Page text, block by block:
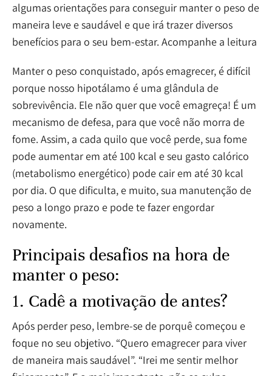
algumas orientações para conseguir manter o peso de
maneira leve e saudável e que irá trazer diversos
benefícios para o seu bem-estar. Acompanhe a leitura
Manter o peso conquistado, após emagrecer, é difícil
porque nosso hipotálamo é uma glândula de
sobrevivência. Ele não quer que você emagreça! É um
mecanismo de defesa, para que você não morra de
fome. Assim, a cada quilo que você perde, sua fome
pode aumentar em até 100 kcal e seu gasto calórico
(metabolismo energético) pode cair em até 30 kcal
por dia. O que dificulta, e muito, sua manutenção de
peso a longo prazo e pode te fazer engordar
novamente.
Principais desafios na hora de
manter o peso:
1. Cadê a motivação de antes?
Após perder peso, lembre-se de porquê começou e
foque no seu objetivo. “Quero emagrecer para viver
de maneira mais saudável”. “Irei me sentir melhor